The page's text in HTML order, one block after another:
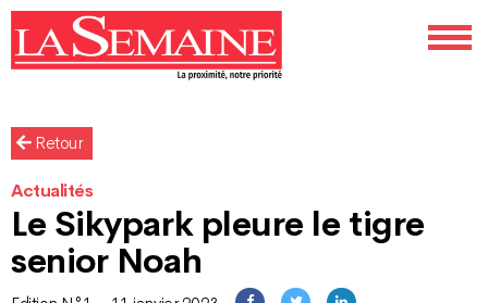
Retour
Actualités
Le Sikypark pleure le tigre
senior Noah